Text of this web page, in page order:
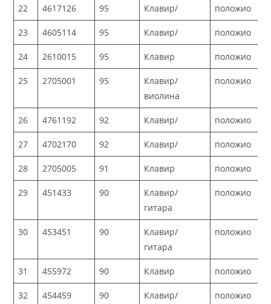
22 4617126 95 Клавир/ положио
23 4605114 95 Клавир/ положио
24 2610015 95 Клавир положио
25 2705001 95
Клавир/
виолина
положио
26 4761192 92 Клавир/ положио
27 4702170 92 Клавир/ положио
28 2705005 91 Клавир положио
29 451433 90
Клавир/
гитара
положио
30 453451 90
Клавир/
гитара
положио
31 455972 90 Клавир положио
32 454459 90
Клавир/
положио